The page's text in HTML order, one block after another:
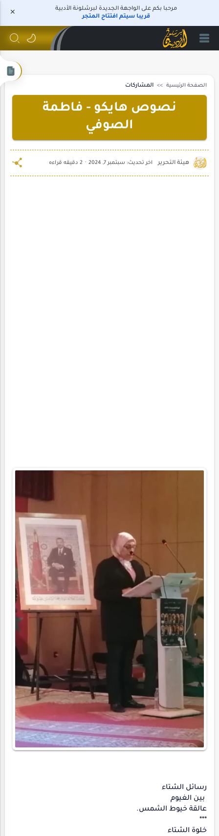
مرحبا بكم على الواجهة الجديدة لبرشلونة الأدبية
قريبا سيتم افتتاح المتجر
الصفحة الرئيسية المشاركات
نصوص هايكو - فاطمة
الصوفي
2 دقيقه قراءه
رسائل الشتاء
بين الغيوم
عالقة خيوط الشمس.
***
خلوة الشتاء